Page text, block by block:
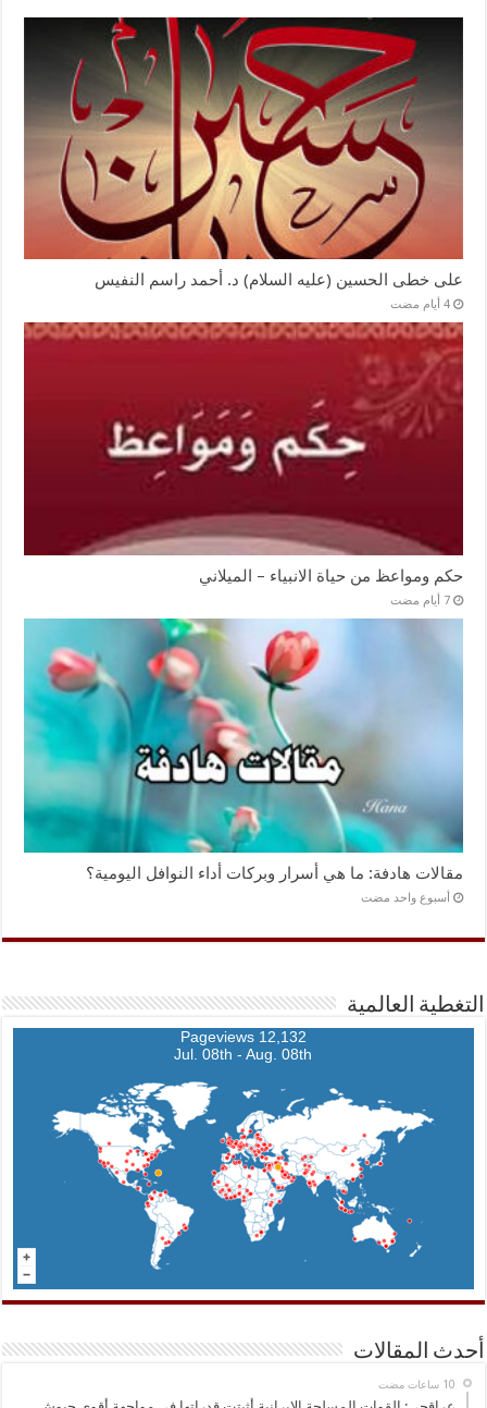
على خطى الحسين (عليه السلام) د. أحمد راسم النفيس
‏4 أيام مضت
حكم ومواعظ من حياة الانبياء – الميلاني
‏7 أيام مضت
مقالات هادفة: ما هي أسرار وبركات أداء النوافل اليومية؟
‏أسبوع واحد مضت
التغطية العالمية
12,132 Pageviews
Jul. 08th - Aug. 08th
أحدث المقالات